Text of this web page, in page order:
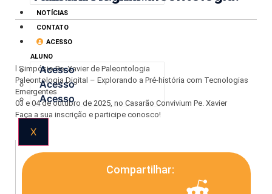
NOTÍCIAS
CONTATO
ACESSO
ALUNO
Acesso
Acesso
Acesso
X
l Simpósio Pe. Xavier de Paleontologia
Paleontologia Digital – Explorando a Pré-história com Tecnologias
Emergentes
03 e 04 de outubro de 2025, no Casarão Convivium Pe. Xavier
Faça a sua inscrição e participe conosco!
Compartilhar: